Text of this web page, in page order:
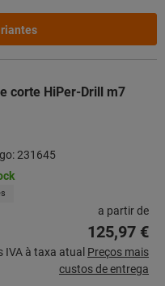
corte HiPer-Drill m7
231645
a partir de
125,97 €
IVA à taxa atual Preços mais
custos de entrega